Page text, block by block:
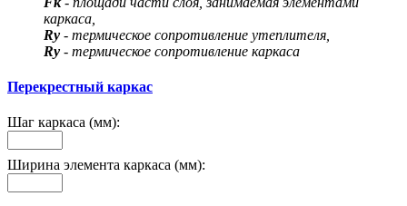
каркаса,
Rу - термическое сопротивление утеплителя,
Rу - термическое сопротивление каркаса
Перекрестный каркас
Шаг каркаса (мм):
Ширина элемента каркаса (мм):